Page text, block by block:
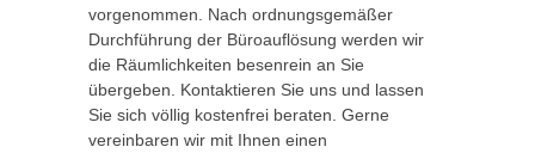
vorgenommen. Nach ordnungsgemäßer
Durchführung der Büroauflösung werden wir
die Räumlichkeiten besenrein an Sie
übergeben. Kontaktieren Sie uns und lassen
Sie sich völlig kostenfrei beraten. Gerne
vereinbaren wir mit Ihnen einen